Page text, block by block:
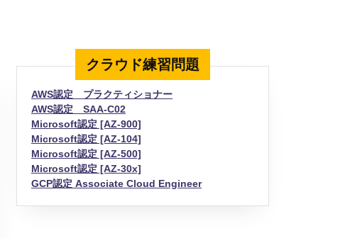
クラウド練習問題
AWS認定 プラクティショナー
AWS認定 SAA-C02
Microsoft認定 [AZ-900]
Microsoft認定 [AZ-104]
Microsoft認定 [AZ-500]
Microsoft認定 [AZ-30x]
GCP認定 Associate Cloud Engineer